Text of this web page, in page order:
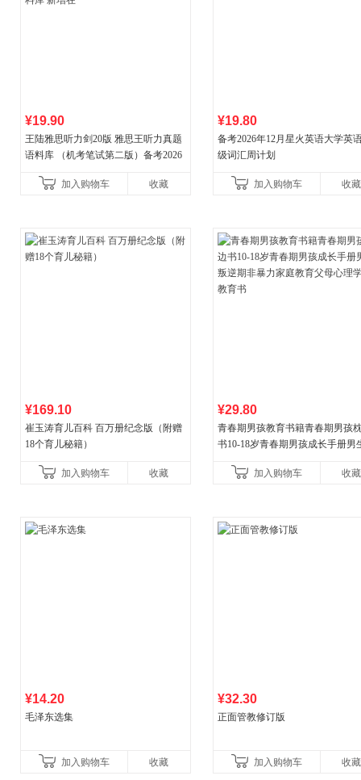
¥19.90
王陆雅思听力剑20版 雅思王听力真题
语料库 （机考笔试第二版）备考2026
新增在
加入购物车 收藏
¥19.80
备考2026年12月星火英语大学英
级词汇周计划
加入购物车 收藏
¥169.10
崔玉涛育儿百科 百万册纪念版（附赠
18个育儿秘籍）
加入购物车 收藏
¥29.80
青春期男孩教育书籍青春期男孩
书10-18岁青春期男孩成长手册男
育书
加入购物车 收藏
¥14.20
毛泽东选集
加入购物车 收藏
¥32.30
正面管教修订版
加入购物车 收藏